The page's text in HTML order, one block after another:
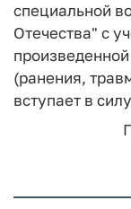
специальной
Отечества" с
(ранения,
вступает в